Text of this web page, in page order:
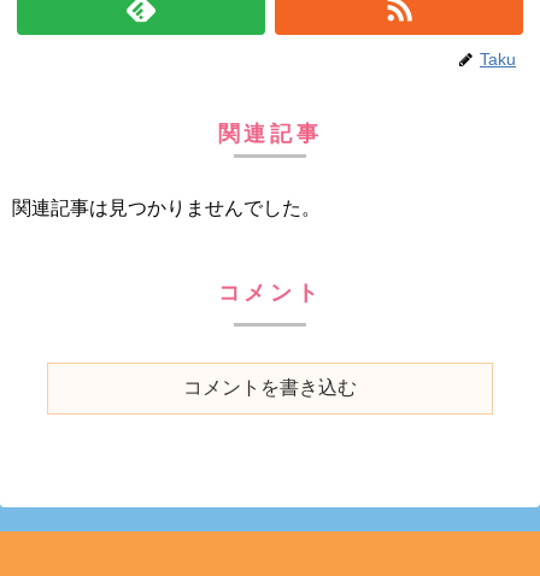
Taku
関連記事
関連記事は見つかりませんでした。
コメント
コメントを書き込む